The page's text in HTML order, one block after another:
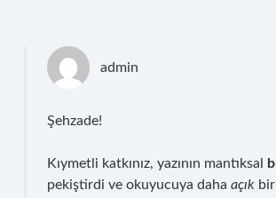
admin
Şehzade!
Kıymetli katkınız, yazının mantıksal
pekiştirdi ve okuyucuya daha açık